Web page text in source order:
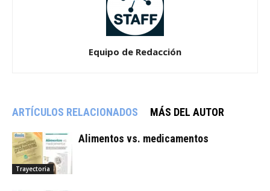
Equipo de Redacción
ARTÍCULOS RELACIONADOS MÁS DEL AUTOR
Trayectoria
Alimentos vs. medicamentos